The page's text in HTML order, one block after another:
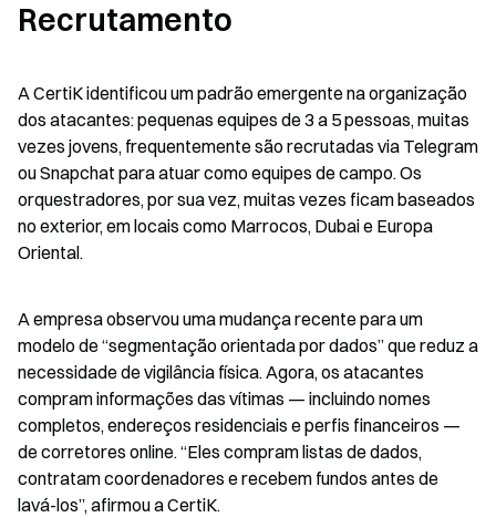
Recrutamento
A CertiK identificou um padrão emergente na organização
dos atacantes: pequenas equipes de 3 a 5 pessoas, muitas
vezes jovens, frequentemente são recrutadas via Telegram
ou Snapchat para atuar como equipes de campo. Os
orquestradores, por sua vez, muitas vezes ficam baseados
no exterior, em locais como Marrocos, Dubai e Europa
Oriental.
A empresa observou uma mudança recente para um
modelo de “segmentação orientada por dados” que reduz a
necessidade de vigilância física. Agora, os atacantes
compram informações das vítimas — incluindo nomes
completos, endereços residenciais e perfis financeiros —
de corretores online. “Eles compram listas de dados,
contratam coordenadores e recebem fundos antes de
lavá-los”, afirmou a CertiK.